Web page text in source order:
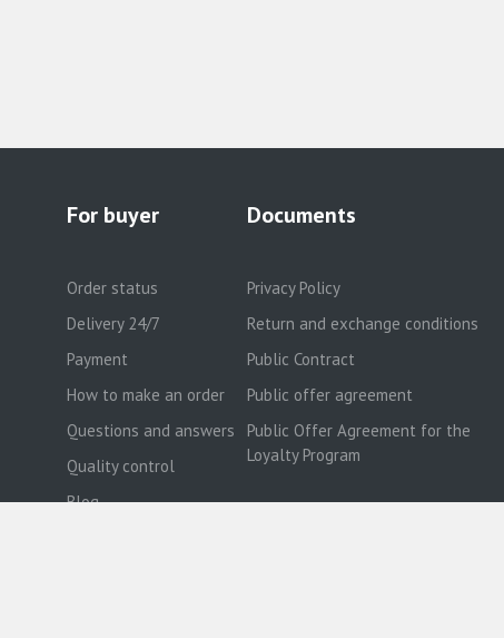
For buyer
Order status
Delivery 24/7
Payment
How to make an order
Questions and answers
Quality control
Blog
Documents
Privacy Policy
Return and exchange conditions
Public Contract
Public offer agreement
Public Offer Agreement for the
Loyalty Program